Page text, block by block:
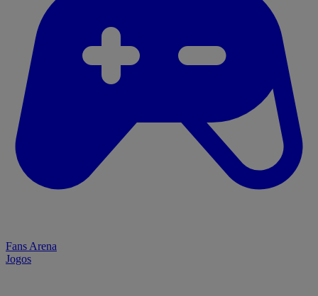
Fans Arena
Jogos